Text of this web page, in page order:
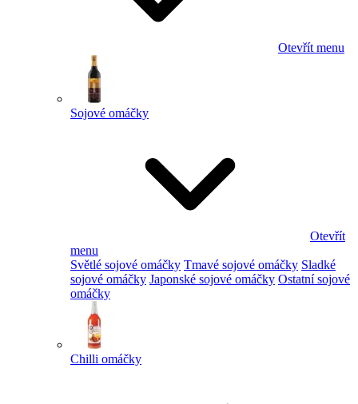
Otevřít menu
Sojové omáčky
Otevřít
menu
Světlé sojové omáčky Tmavé sojové omáčky Sladké
sojové omáčky Japonské sojové omáčky Ostatní sojové
omáčky
Chilli omáčky